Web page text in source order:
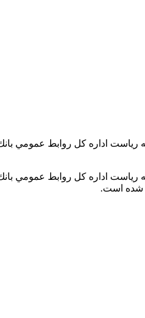
رياست اداره كل روابط
رياست اداره كل روابط عمومي
شده است.